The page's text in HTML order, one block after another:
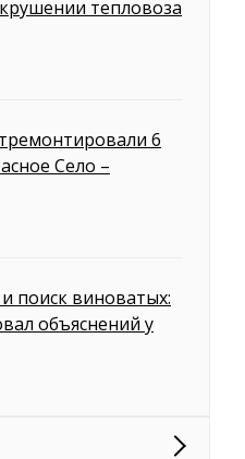
тепловоза
6
Село –
поиск виноватых:
объяснений у